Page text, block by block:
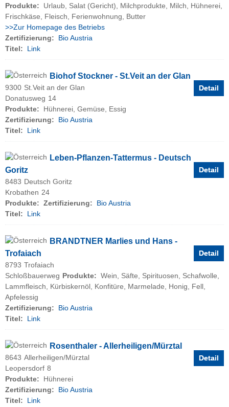
Produkte:
Urlaub, Salat (Gericht), Milchprodukte, Milch, Hühnerei,
Frischkäse, Fleisch, Ferienwohnung, Butter
>>Zur Homepage des Betriebs
Zertifizierung:
Bio Austria
Titel:
Link
Detail
Biohof Stockner - St.Veit an der Glan
9300 St.Veit an der Glan
Donatusweg 14
Produkte:
Hühnerei, Gemüse, Essig
Zertifizierung:
Bio Austria
Titel:
Link
Detail
Leben-Pflanzen-Tattermus - Deutsch
Goritz
8483 Deutsch Goritz
Krobathen 24
Produkte: Zertifizierung:
Bio Austria
Titel:
Link
Detail
BRANDTNER Marlies und Hans -
Trofaiach
8793 Trofaiach
Schloßbauerweg Produkte: Wein, Säfte, Spirituosen, Schafwolle,
Lammfleisch, Kürbiskernöl, Konfitüre, Marmelade, Honig, Fell,
Apfelessig
Zertifizierung:
Bio Austria
Titel:
Link
Detail
Rosenthaler - Allerheiligen/Mürztal
8643 Allerheiligen/Mürztal
Leopersdorf 8
Produkte:
Hühnerei
Zertifizierung:
Bio Austria
Titel:
Link